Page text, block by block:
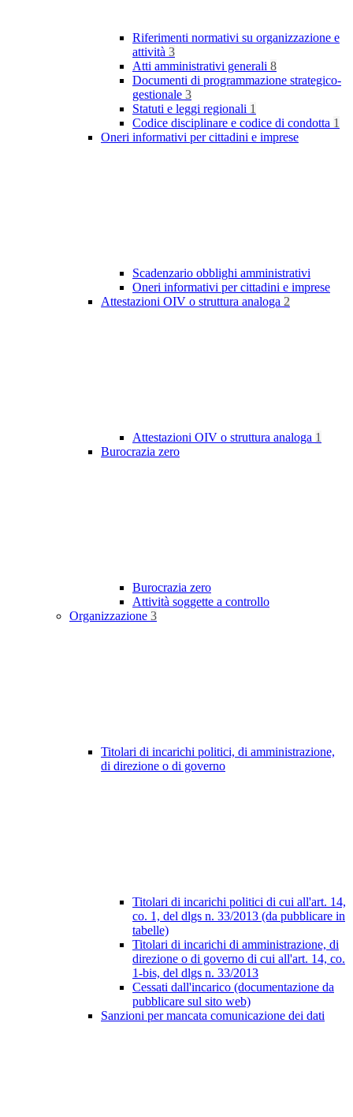
Riferimenti normativi su organizzazione e
attività 3
Atti amministrativi generali 8
Documenti di programmazione strategico-
gestionale 3
Statuti e leggi regionali 1
Codice disciplinare e codice di condotta 1
Oneri informativi per cittadini e imprese
Scadenzario obblighi amministrativi
Oneri informativi per cittadini e imprese
Attestazioni OIV o struttura analoga 2
Attestazioni OIV o struttura analoga 1
Burocrazia zero
Burocrazia zero
Attività soggette a controllo
Organizzazione 3
Titolari di incarichi politici, di amministrazione,
di direzione o di governo
Titolari di incarichi politici di cui all'art. 14,
co. 1, del dlgs n. 33/2013 (da pubblicare in
tabelle)
Titolari di incarichi di amministrazione, di
direzione o di governo di cui all'art. 14, co.
1-bis, del dlgs n. 33/2013
Cessati dall'incarico (documentazione da
pubblicare sul sito web)
Sanzioni per mancata comunicazione dei dati